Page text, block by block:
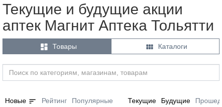
Текущие и будущие акции
аптек Магнит Аптека Тольятти
 Товары  Каталоги
Новые sort Рейтинг Популярные Текущие Будущие